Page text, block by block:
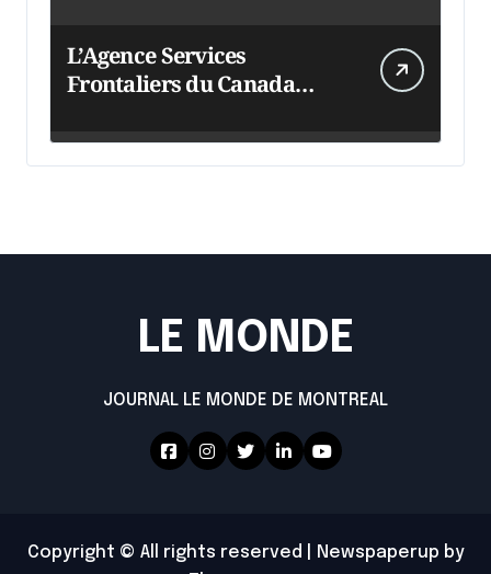
L’Agence Services
Frontaliers du Canada
LE MONDE
JOURNAL LE MONDE DE MONTREAL
Copyright © All rights reserved Newspaperup by